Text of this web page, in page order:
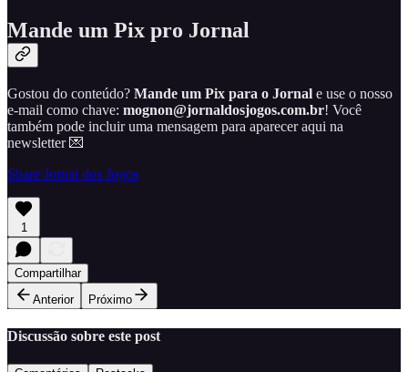
Mande um Pix pro Jornal
Gostou do conteúdo? Mande um Pix para o Jornal e use o nosso
e-mail como chave: mognon@jornaldosjogos.com.br! Você
também pode incluir uma mensagem para aparecer aqui na
newsletter 💌
Share Jornal dos Jogos
1
Compartilhar
Anterior
Próximo
Discussão sobre este post